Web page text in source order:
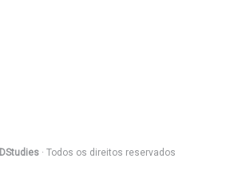
IDStudies· Todos os direitos reservados